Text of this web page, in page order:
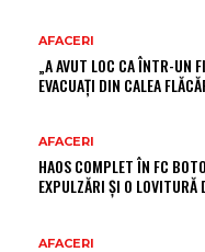
AFACERI
„A AVUT LOC CA ÎNTR-UN
EVACUAȚI DIN CALEA
AFACERI
HAOS COMPLET ÎN FC
EXPULZĂRI ȘI O LOVITURĂ
AFACERI